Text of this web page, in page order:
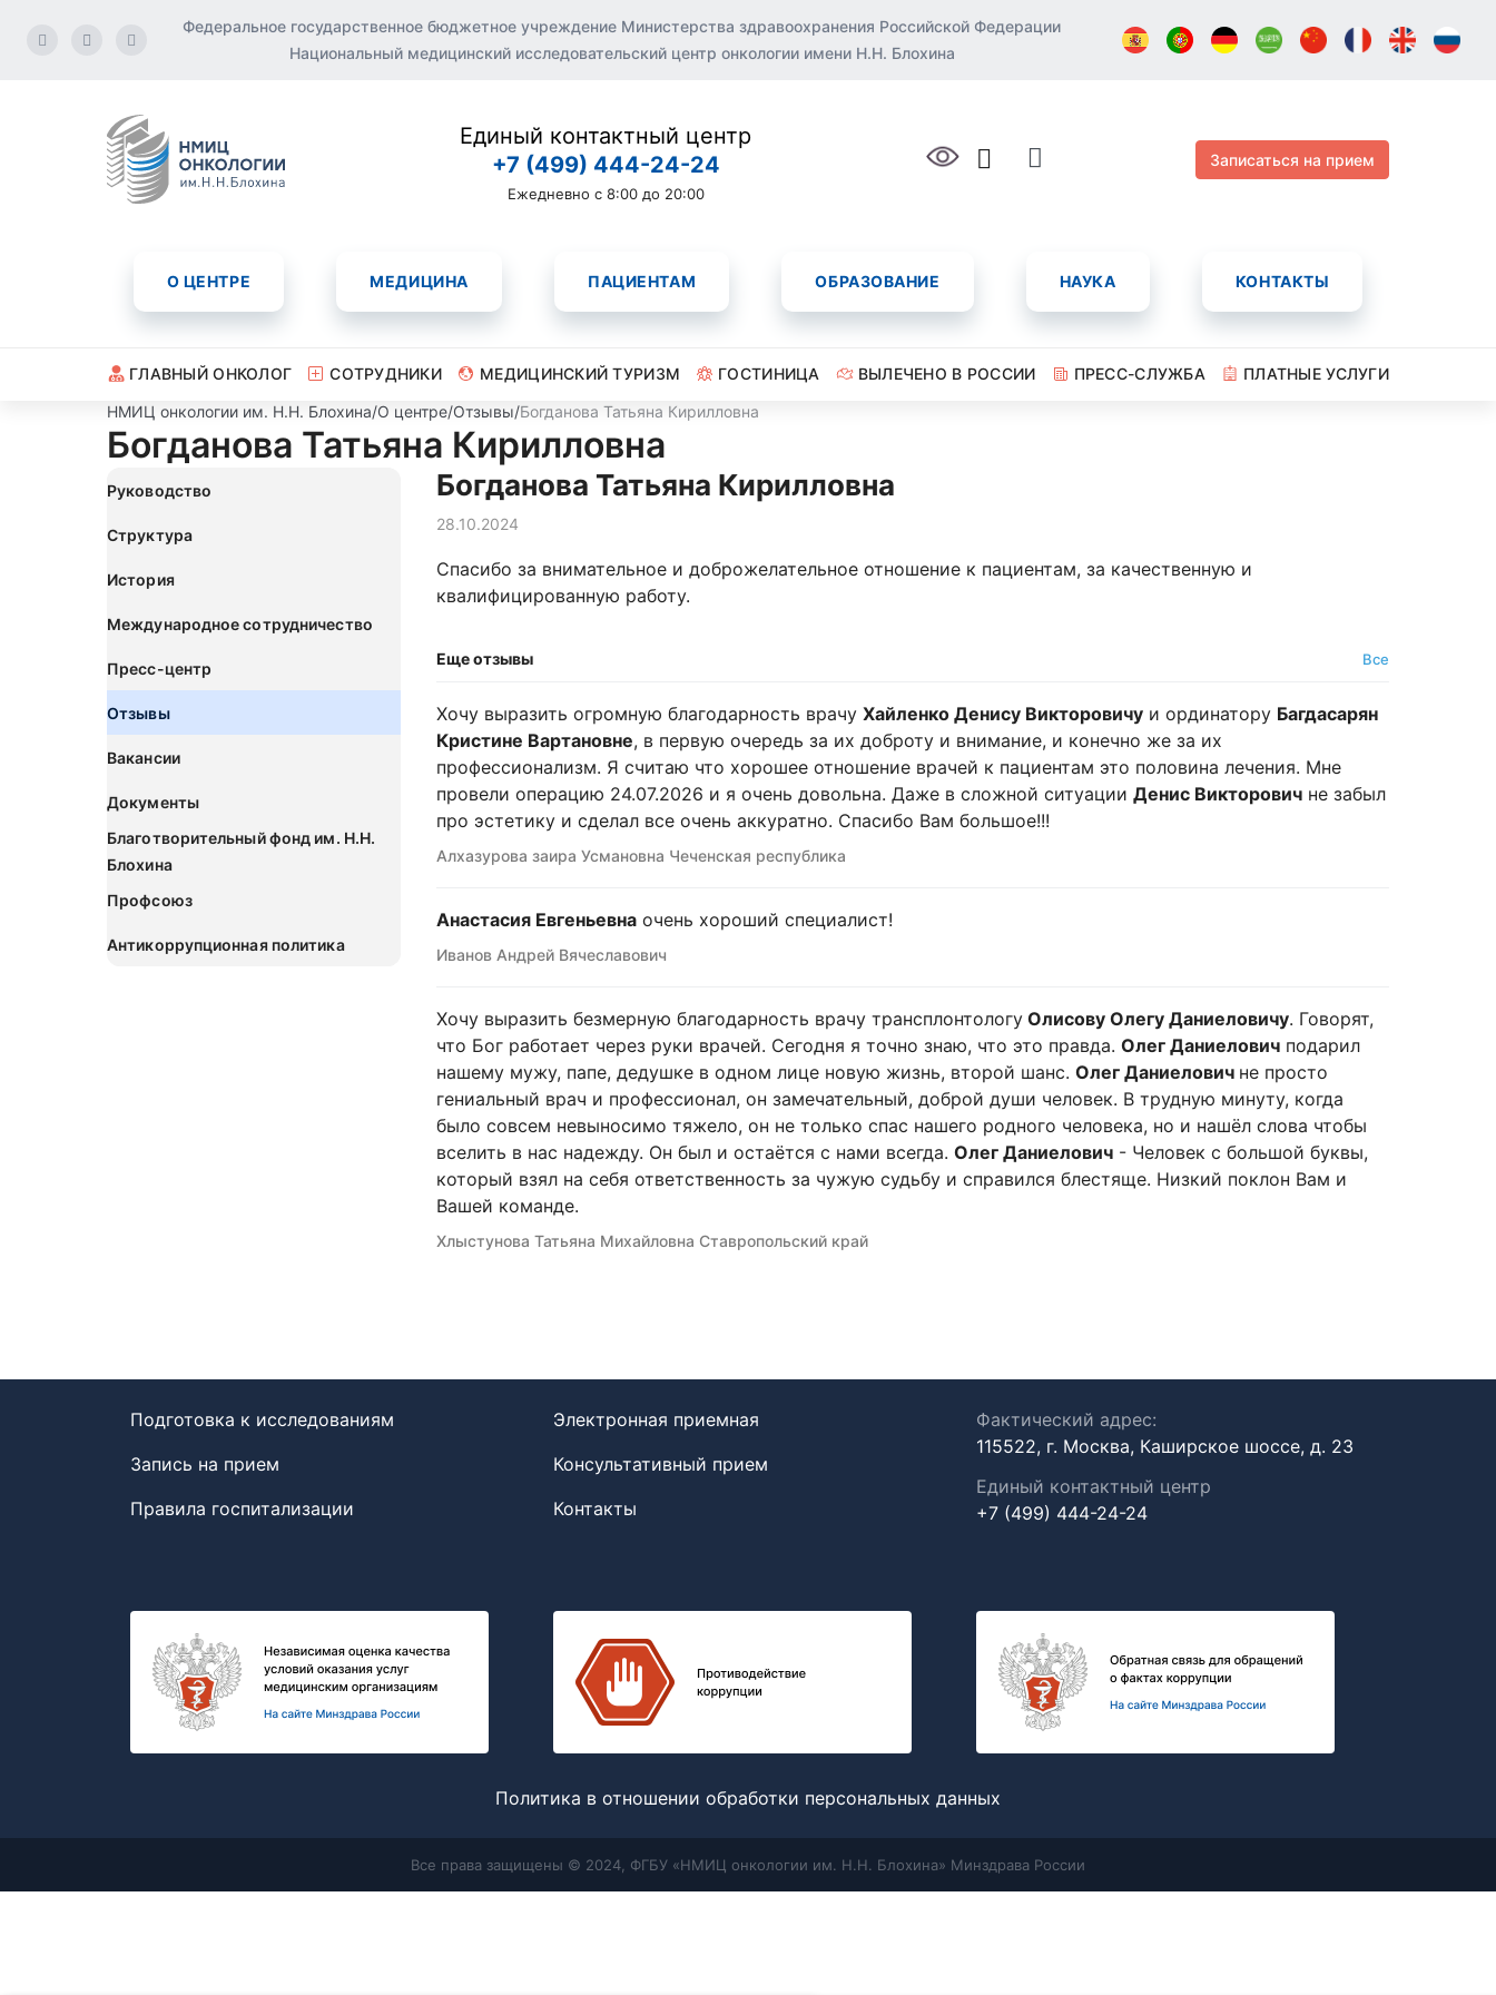
Федеральное государственное бюджетное учреждение Министерства здравоохранения Российской Федерации
Национальный медицинский исследовательский центр онкологии имени Н.Н. Блохина
Единый контактный центр
+7 (499) 444-24-24
Ежедневно с 8:00 до 20:00
Записаться на прием
О ЦЕНТРЕ МЕДИЦИНА ПАЦИЕНТАМ ОБРАЗОВАНИЕ НАУКА КОНТАКТЫ
ГЛАВНЫЙ ОНКОЛОГ СОТРУДНИКИ МЕДИЦИНСКИЙ ТУРИЗМ ГОСТИНИЦА ВЫЛЕЧЕНО В РОССИИ ПРЕСС-СЛУЖБА
ПЛАТНЫЕ УСЛУГИ
НМИЦ онкологии им. Н.Н. Блохина/О центре/Отзывы/Богданова Татьяна Кирилловна
Богданова Татьяна Кирилловна
Руководство
Структура
История
Международное сотрудничество
Пресс-центр
Отзывы
Вакансии
Документы
Благотворительный фонд им. Н.Н.
Блохина
Профсоюз
Антикоррупционная политика
Богданова Татьяна Кирилловна
28.10.2024
Спасибо за внимательное и доброжелательное отношение к пациентам, за качественную и
квалифицированную работу.
Еще отзывы Все
Хочу выразить огромную благодарность врачу Хайленко Денису Викторовичуи ординатору Багдасарян
Кристине Вартановне, в первую очередь за их доброту и внимание, и конечно же за их
профессионализм. Я считаю что хорошее отношение врачей к пациентам это половина лечения. Мне
провели операцию 24.07.2026 и я очень довольна. Даже в сложной ситуации Денис Викторовичне забыл
про эстетику и сделал все очень аккуратно. Спасибо Вам большое!!!
Алхазурова заира Усмановна Чеченская республика
Анастасия Евгеньевнаочень хороший специалист!
Иванов Андрей Вячеславович
Хочу выразить безмерную благодарность врачу трансплонтологуОлисову Олегу Даниеловичу. Говорят,
что Бог работает через руки врачей. Сегодня я точно знаю, что это правда. Олег Даниеловичподарил
нашему мужу, папе, дедушке в одном лице новую жизнь, второй шанс. Олег Даниелович не просто
гениальный врач и профессионал, он замечательный, доброй души человек. В трудную минуту, когда
было совсем невыносимо тяжело, он не только спас нашего родного человека, но и нашёл слова чтобы
вселить в нас надежду. Он был и остаётся с нами всегда. Олег Даниелович- Человек с большой буквы,
который взял на себя ответственность за чужую судьбу и справился блестяще. Низкий поклон Вам и
Вашей команде.
Хлыстунова Татьяна Михайловна Ставропольский край
Подготовка к исследованиям
Запись на прием
Правила госпитализации
Электронная приемная
Консультативный прием
Контакты
Фактический адрес:
115522, г. Москва, Каширское шоссе, д. 23
Единый контактный центр
+7 (499) 444-24-24
Политика в отношении обработки персональных данных
Все права защищены © 2024, ФГБУ «НМИЦ онкологии им. Н.Н. Блохина» Минздрава России